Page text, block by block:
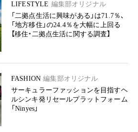
LIFESTYLE 編集部オリジナル
「二拠点生活に興味がある」は71.7％、
「地方移住」の24.4％を大幅に上回る
【移住・二拠点生活に関する調査】
FASHION 編集部オリジナル
サーキュラーファッションを目指すヘ
ルシンキ発リセールプラットフォーム
「Ninyes」